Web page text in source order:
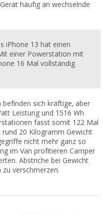
häufig an wechselnde
iPhone 13 hat einen
einer Powerstation mit
16 Mal vollständig
befinden sich kräftige, aber
Leistung und 1516 Wh
fasst somit 122 Mal
rund 20 Kilogramm Gewicht
nicht mehr ganz so
im Van profitieren Camper
Abstriche bei Gewicht
verschmerzen.